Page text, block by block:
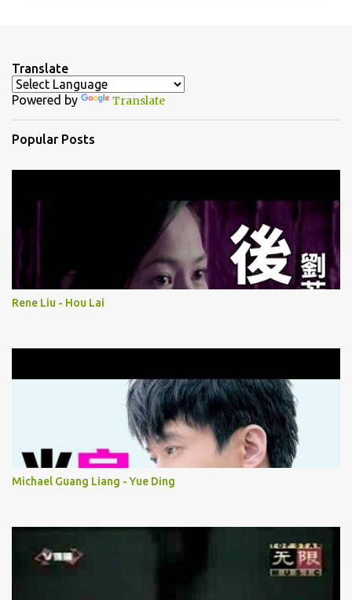
t
s
Translate
Powered by Translate
Popular Posts
Rene Liu - Hou Lai
Michael Guang Liang - Yue Ding